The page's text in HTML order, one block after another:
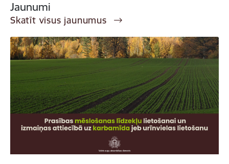
Jaunumi
Skatīt visus jaunumus